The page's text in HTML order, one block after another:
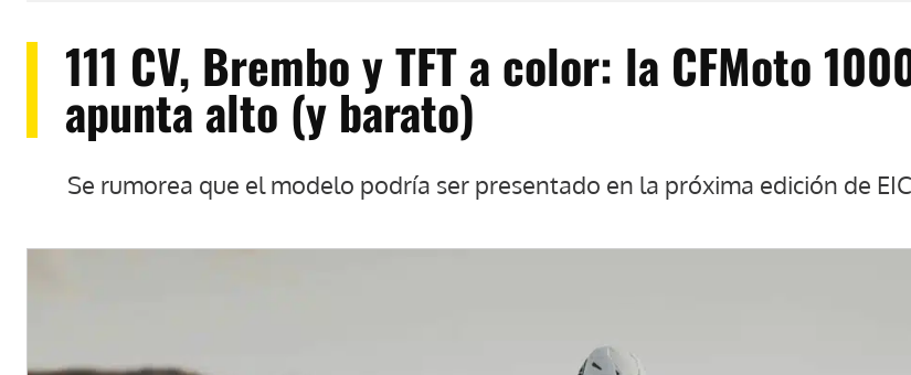
111 CV, Brembo y TFT a color: la CFMoto
apunta alto (y barato)
Se rumorea que el modelo podría ser presentado en la próxima edición de